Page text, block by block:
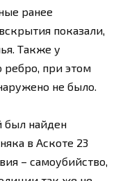
ранее
показали,
Также у
ребро, при этом
не было.
был найден
в Аскоте 23
– самоубийство,